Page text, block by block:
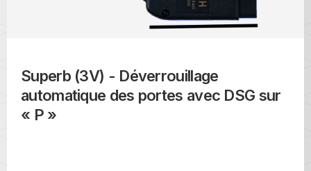
Superb (3V) - Déverrouillage
automatique des portes avec DSG sur
« P »